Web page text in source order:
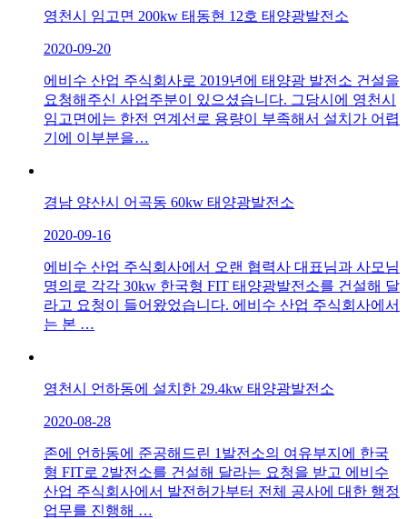
영천시 임고면 200kw 태동현 12호 태양광발전소
2020-09-20
에비수 산업 주식회사로 2019년에 태양광 발전소 건설을
요청해주신 사업주분이 있으셨습니다. 그당시에 영천시
임고면에는 한전 연계선로 용량이 부족해서 설치가 어렵
기에 이부분을…
경남 양산시 어곡동 60kw 태양광발전소
2020-09-16
에비수 산업 주식회사에서 오랜 협력사 대표님과 사모님
명의로 각각 30kw 한국형 FIT 태양광발전소를 건설해 달
라고 요청이 들어왔었습니다. 에비수 산업 주식회사에서
는 본 …
영천시 언하동에 설치한 29.4kw 태양광발전소
2020-08-28
존에 언하동에 준공해드린 1발전소의 여유부지에 한국
형 FIT로 2발전소를 건설해 달라는 요청을 받고 에비수
산업 주식회사에서 발전허가부터 전체 공사에 대한 행정
업무를 진행해 …